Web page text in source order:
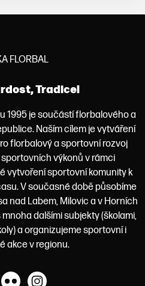
Tradice!
1995 je součástí florbalového a
Naším cílem je vytváření
florbalový a sportovní rozvoj
výkonů v rámci
vytvoření sportovní komunity k
V současné době působíme
nad Labem, Milovic a v Horních
dalšími subjekty (školami,
a organizujeme sportovní i
akce v regionu.